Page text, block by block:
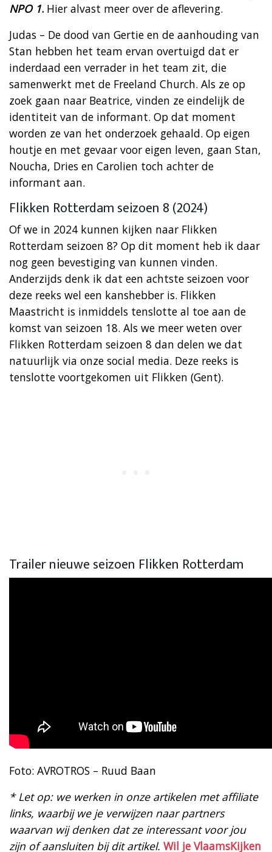
NPO 1. Hier alvast meer over de aflevering.
Judas – De dood van Gertie en de aanhouding van
Stan hebben het team ervan overtuigd dat er
inderdaad een verrader in het team zit, die
samenwerkt met de Freeland Church. Als ze op
zoek gaan naar Beatrice, vinden ze eindelijk de
identiteit van de informant. Op dat moment
worden ze van het onderzoek gehaald. Op eigen
houtje en met gevaar voor eigen leven, gaan Stan,
Noucha, Dries en Carolien toch achter de
informant aan.
Flikken Rotterdam seizoen 8 (2024)
Of we in 2024 kunnen kijken naar Flikken
Rotterdam seizoen 8? Op dit moment heb ik daar
nog geen bevestiging van kunnen vinden.
Anderzijds denk ik dat een achtste seizoen voor
deze reeks wel een kanshebber is. Flikken
Maastricht is inmiddels tenslotte al toe aan de
komst van seizoen 18. Als we meer weten over
Flikken Rotterdam seizoen 8 dan delen we dat
natuurlijk via onze social media. Deze reeks is
tenslotte voortgekomen uit Flikken (Gent).
Trailer nieuwe seizoen Flikken Rotterdam
Foto: AVROTROS – Ruud Baan
* Let op: we werken in onze artikelen met affiliate
links, waarbij we je verwijzen naar partners
waarvan wij denken dat ze interessant voor jou
zijn of aansluiten bij dit artikel. Wil je VlaamsKijken